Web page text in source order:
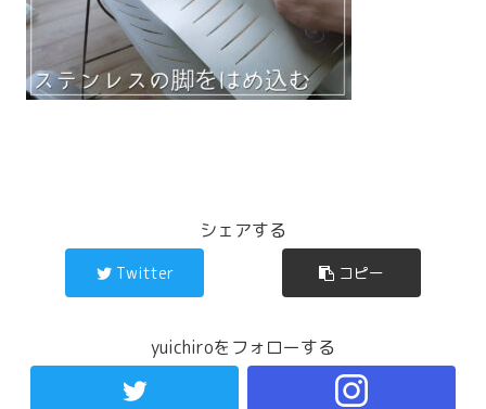
シェアする
Twitter コピー
yuichiroをフォローする